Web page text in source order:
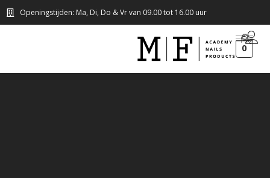
Openingstijden: Ma, Di, Do & Vr van 09.00 tot 16.00 uur
0